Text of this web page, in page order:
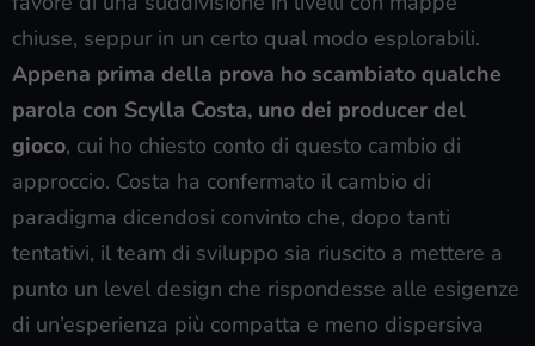
chiuse, seppur in un certo qual modo esplorabili.
Appena prima della prova ho scambiato qualche
parola con Scylla Costa, uno dei producer del
gioco, cui ho chiesto conto di questo cambio di
approccio. Costa ha confermato il cambio di
paradigma dicendosi convinto che, dopo tanti
tentativi, il team di sviluppo sia riuscito a mettere a
punto un level design che rispondesse alle esigenze
di un’esperienza più compatta e meno dispersiva